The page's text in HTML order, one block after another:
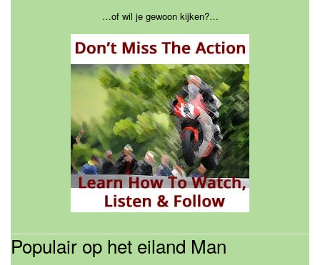
…of wil je gewoon kijken?…
Populair op het eiland Man